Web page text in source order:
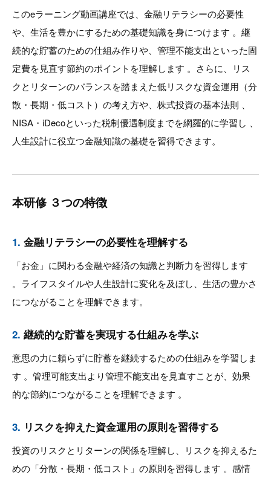
このeラーニング動画講座では、金融リテラシーの必要性
や、生活を豊かにするための基礎知識を身につけます 。継
続的な貯蓄のための仕組み作りや、管理不能支出といった固
定費を見直す節約のポイントを理解します 。さらに、リス
クとリターンのバランスを踏まえた低リスクな資金運用（分
散・長期・低コスト）の考え方や、株式投資の基本法則 、
NISA・iDecoといった税制優遇制度までを網羅的に学習し 、
人生設計に役立つ金融知識の基礎を習得できます。
本研修 ３つの特徴
1. 金融リテラシーの必要性を理解する
「お金」に関わる金融や経済の知識と判断力を習得します
。ライフスタイルや人生設計に変化を及ぼし、生活の豊かさ
につながることを理解できます。
2. 継続的な貯蓄を実現する仕組みを学ぶ
意思の力に頼らずに貯蓄を継続するための仕組みを学習しま
す 。管理可能支出より管理不能支出を見直すことが、効果
的な節約につながることを理解できます 。
3. リスクを抑えた資金運用の原則を習得する
投資のリスクとリターンの関係を理解し、リスクを抑えるた
めの「分散・長期・低コスト」の原則を習得します 。感情